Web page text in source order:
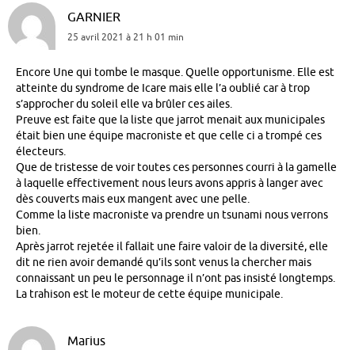
GARNIER
25 avril 2021 à 21 h 01 min
Encore Une qui tombe le masque. Quelle opportunisme. Elle est
atteinte du syndrome de Icare mais elle l’a oublié car à trop
s’approcher du soleil elle va brûler ces ailes.
Preuve est faite que la liste que jarrot menait aux municipales
était bien une équipe macroniste et que celle ci a trompé ces
électeurs.
Que de tristesse de voir toutes ces personnes courri à la gamelle
à laquelle effectivement nous leurs avons appris à langer avec
dès couverts mais eux mangent avec une pelle.
Comme la liste macroniste va prendre un tsunami nous verrons
bien.
Après jarrot rejetée il fallait une faire valoir de la diversité, elle
dit ne rien avoir demandé qu’ils sont venus la chercher mais
connaissant un peu le personnage il n’ont pas insisté longtemps.
La trahison est le moteur de cette équipe municipale.
Marius